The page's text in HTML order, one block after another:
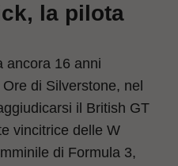
la pilota
ancora 16 anni
di Silverstone, nel
il British GT
vincitrice delle W
di Formula 3,